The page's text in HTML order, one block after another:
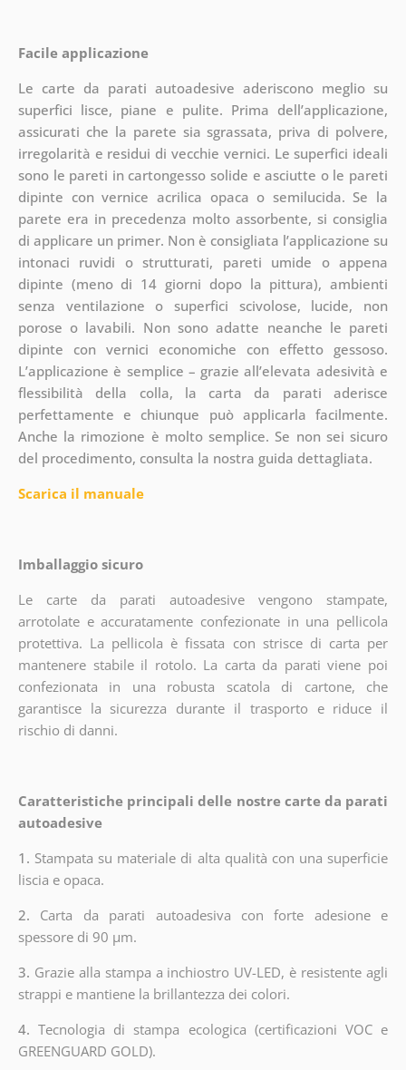
Facile applicazione
Le carte da parati autoadesive aderiscono meglio su
superfici lisce, piane e pulite. Prima dell’applicazione,
assicurati che la parete sia sgrassata, priva di polvere,
irregolarità e residui di vecchie vernici. Le superfici ideali
sono le pareti in cartongesso solide e asciutte o le pareti
dipinte con vernice acrilica opaca o semilucida. Se la
parete era in precedenza molto assorbente, si consiglia
di applicare un primer. Non è consigliata l’applicazione su
intonaci ruvidi o strutturati, pareti umide o appena
dipinte (meno di 14 giorni dopo la pittura), ambienti
senza ventilazione o superfici scivolose, lucide, non
porose o lavabili. Non sono adatte neanche le pareti
dipinte con vernici economiche con effetto gessoso.
L’applicazione è semplice – grazie all’elevata adesività e
flessibilità della colla, la carta da parati aderisce
perfettamente e chiunque può applicarla facilmente.
Anche la rimozione è molto semplice. Se non sei sicuro
del procedimento, consulta la nostra guida dettagliata.
Scarica il manuale
Imballaggio sicuro
Le carte da parati autoadesive vengono stampate,
arrotolate e accuratamente confezionate in una pellicola
protettiva. La pellicola è fissata con strisce di carta per
mantenere stabile il rotolo. La carta da parati viene poi
confezionata in una robusta scatola di cartone, che
garantisce la sicurezza durante il trasporto e riduce il
rischio di danni.
Caratteristiche principali delle nostre carte da parati
autoadesive
1. Stampata su materiale di alta qualità con una superficie
liscia e opaca.
2. Carta da parati autoadesiva con forte adesione e
spessore di 90 µm.
3. Grazie alla stampa a inchiostro UV-LED, è resistente agli
strappi e mantiene la brillantezza dei colori.
4.Tecnologia di stampa ecologica (certificazioni VOC e
GREENGUARD GOLD).